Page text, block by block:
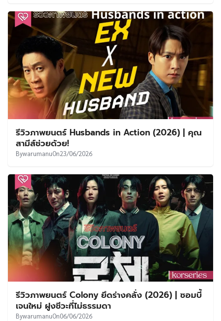
รีวิวภาพยนตร์ Husbands in Action (2026) | คุณ
สามีส์ช่วยด้วย!
BywarumanuOn23/06/2026
รีวิวภาพยนตร์ Colony ยึดร่างคลั่ง (2026) | ซอมบี้
เจนใหม่ ฝูงชีวะที่ไม่ธรรมดา
BywarumanuOn06/06/2026